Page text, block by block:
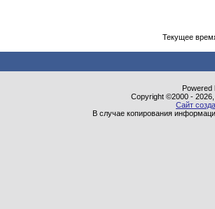
Текущее
Powered
Copyright ©2000 -
Сайт
В случае копирования